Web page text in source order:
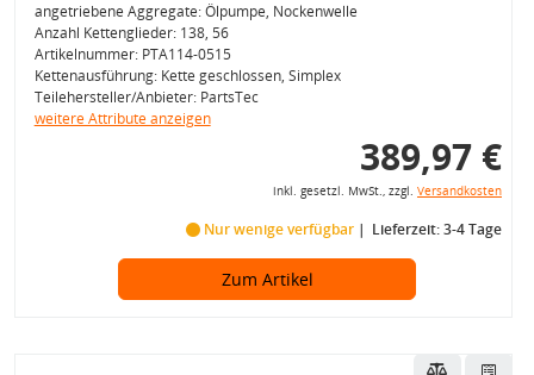
angetriebene Aggregate: Ölpumpe, Nockenwelle
Anzahl Kettenglieder: 138, 56
Artikelnummer: PTA114-0515
Kettenausführung: Kette geschlossen, Simplex
Teilehersteller/Anbieter: PartsTec
weitere Attribute anzeigen
389,97 €
inkl. gesetzl. MwSt., zzgl. Versandkosten
Nur wenige verfügbar Lieferzeit: 3-4 Tage
Zum Artikel